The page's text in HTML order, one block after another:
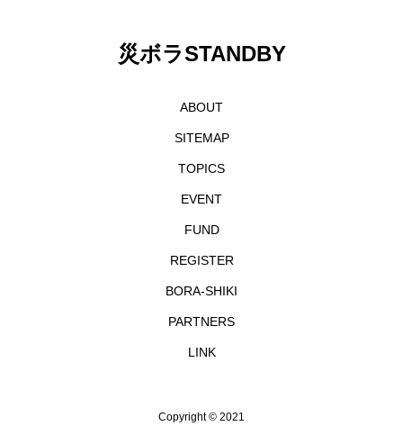
災ボラSTANDBY
ABOUT
SITEMAP
TOPICS
EVENT
FUND
REGISTER
BORA-SHIKI
PARTNERS
LINK
Copyright © 2021